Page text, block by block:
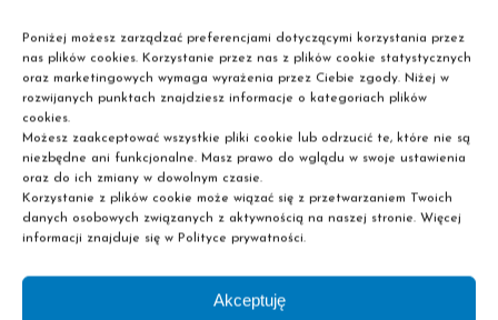
Poniżej możesz zarządzać preferencjami dotyczącymi korzystania przez
nas plików cookies. Korzystanie przez nas z plików cookie statystycznych
oraz marketingowych wymaga wyrażenia przez Ciebie zgody. Niżej w
rozwijanych punktach znajdziesz informacje o kategoriach plików
cookies.
Możesz zaakceptować wszystkie pliki cookie lub odrzucić te, które nie są
niezbędne ani funkcjonalne. Masz prawo do wglądu w swoje ustawienia
oraz do ich zmiany w dowolnym czasie.
Korzystanie z plików cookie może wiązać się z przetwarzaniem Twoich
danych osobowych związanych z aktywnością na naszej stronie. Więcej
informacji znajduje się w Polityce prywatności.
Akceptuję
Read More